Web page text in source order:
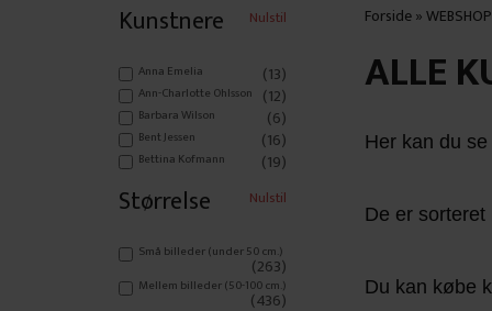
Kunstnere Nulstil
Anna Emelia (13)
Ann-Charlotte Ohlsson (12)
Barbara Wilson (6)
Bent Jessen (16)
Bettina Kofmann (19)
(24)
Christina James Nielsen
(3)
Erik Reinert (38)
Hanne Charlotte Rosenmeier
(9)
Størrelse Nulstil
Små billeder (under 50 cm.)
(263)
Mellem billeder (50-100 cm.)
(436)
Forside»WEBSHOP
ALLE
Her kan du
De er
Du kan købe